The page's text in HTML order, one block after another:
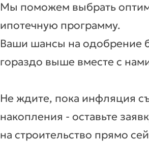
Мы поможем выбрать
ипотечную программу.
Ваши шансы на одобрение
гораздо выше вместе с
Не ждите, пока инфляция
накопления - оставьте
на строительство прямо